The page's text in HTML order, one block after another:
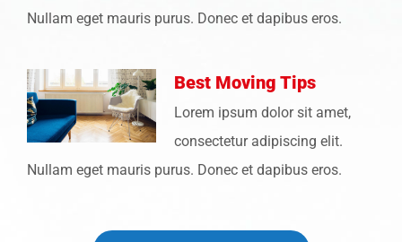
Nullam eget mauris purus. Donec et dapibus eros.
Best Moving Tips
Lorem ipsum dolor sit amet,
consectetur adipiscing elit.
Nullam eget mauris purus. Donec et dapibus eros.